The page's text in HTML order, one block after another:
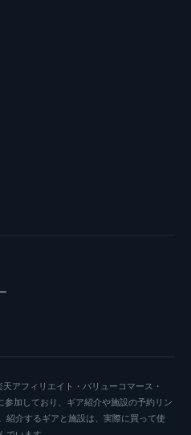
アフィリエイト・バリューコマース・
加しており、ギア紹介や施設の予約リン
紹介するギアと施設は、実際に買って使